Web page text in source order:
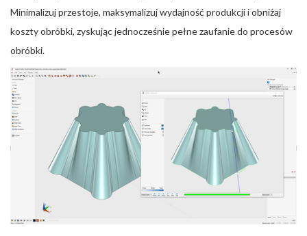
Minimalizuj przestoje, maksymalizuj wydajność produkcji i obniżaj
koszty obróbki, zyskując jednocześnie pełne zaufanie do procesów
obróbki.